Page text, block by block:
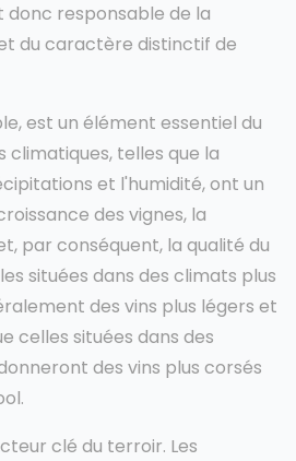
donc responsable de la
du caractère distinctif de
est un élément essentiel du
climatiques, telles que la
et l'humidité, ont un
des vignes, la
par conséquent, la qualité du
situées dans des climats plus
des vins plus légers et
celles situées dans des
des vins plus corsés
clé du terroir. Les